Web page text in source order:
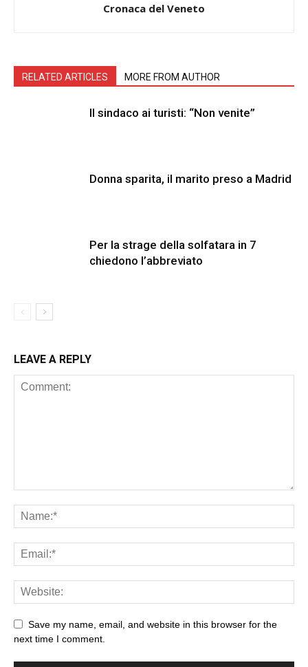
Cronaca del Veneto
RELATED ARTICLES MORE FROM AUTHOR
Il sindaco ai turisti: “Non venite”
Donna sparita, il marito preso a Madrid
Per la strage della solfatara in 7
chiedono l’abbreviato
LEAVE A REPLY
Save my name, email, and website in this browser for the
next time I comment.